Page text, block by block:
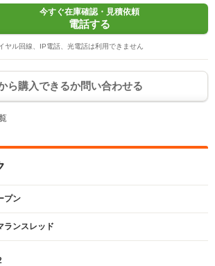
今すぐ在庫確認・見積依頼
電話する
ヤル回線、IP電話、光電話は利用できません
ら購入できるか問い合わせる
プン
ランスレッド